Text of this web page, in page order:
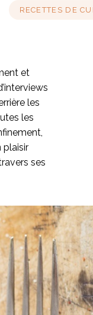
RECETTES DE
et
les
les
plaisir
ses